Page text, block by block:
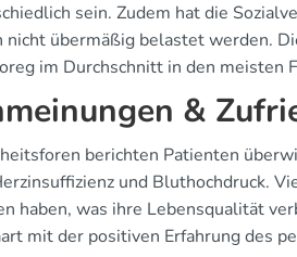
sein. Zudem hat die
nicht übermäßig belastet werden.
im Durchschnitt in den
&
berichten Patienten
und Bluthochdruck.
haben, was ihre Lebensqualität
mit der positiven Erfahrung des